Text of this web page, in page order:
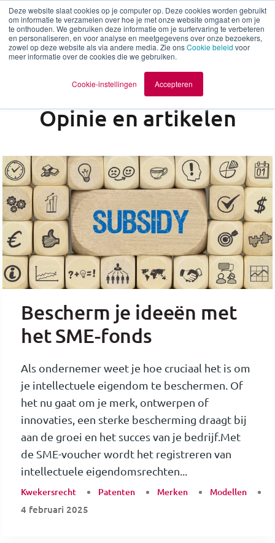
Deze website slaat cookies op je computer op. Deze cookies worden gebruikt
om informatie te verzamelen over hoe je met onze website omgaat en om je
te onthouden. We gebruiken deze informatie om je surfervaring te verbeteren
en personaliseren, en voor analyse en meetgegevens over onze bezoekers,
zowel op deze website als via andere media. Zie onsCookie beleid voor
meer informatie over de cookies die we gebruiken.
Cookie-instellingen Accepteren
nl
Opinie en artikelen
Bescherm je ideeën met
het SME-fonds
Als ondernemer weet je hoe cruciaal het is om
je intellectuele eigendom te beschermen. Of
het nu gaat om je merk, ontwerpen of
innovaties, een sterke bescherming draagt bij
aan de groei en het succes van je bedrijf.Met
de SME-voucher wordt het registreren van
intellectuele eigendomsrechten...
Kwekersrecht Patenten Merken Modellen
4 februari 2025